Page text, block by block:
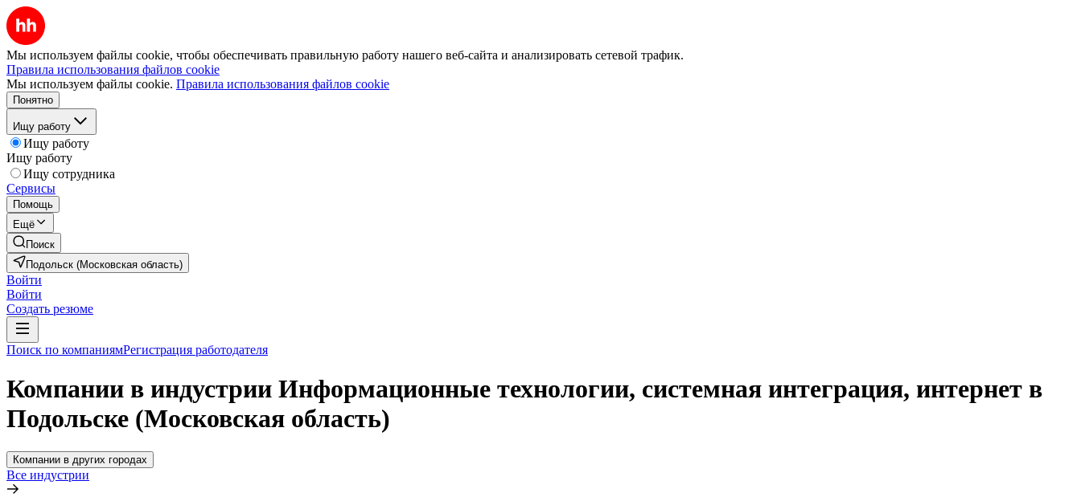
Мы используем файлы cookie, чтобы обеспечивать правильную работу нашего веб-сайта и анализировать сетевой трафик.
Правила использования файлов cookie
Мы используем файлы cookie. Правила использования файлов cookie
Понятно
Ищу работу
Ищу работу
Ищу работу
Ищу сотрудника
Сервисы
Помощь
Ещё
Поиск
Подольск (Московская область)
Войти
Войти
Создать резюме
Поиск по компаниямРегистрация работодателя
Компании в индустрии Информационные технологии, системная интеграция, интернет в
Подольске (Московская область)
Компании в других городах
Все индустрии